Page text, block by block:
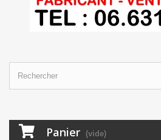
Panier (vide)